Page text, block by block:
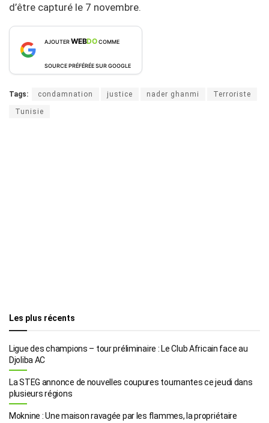
d’être capturé le 7 novembre.
AJOUTERWEBDOCOMME
SOURCE PRÉFÉRÉE SUR GOOGLE
Tags: condamnation justice nader ghanmi Terroriste
Tunisie
Les plus récents
Ligue des champions – tour préliminaire : Le Club Africain face au
Djoliba AC
La STEG annonce de nouvelles coupures tournantes ce jeudi dans
plusieurs régions
Moknine : Une maison ravagée par les flammes, la propriétaire